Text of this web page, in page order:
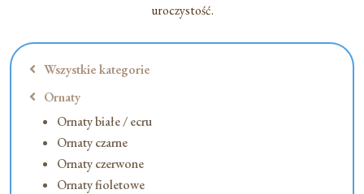
Wszystkie kategorie
Ornaty
Ornaty białe / ecru
Ornaty czarne
Ornaty czerwone
Ornaty fioletowe
uroczystość.